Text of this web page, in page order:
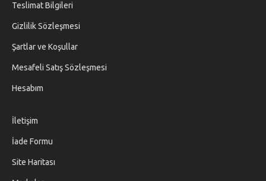
Teslimat Bilgileri
Gizlilik Sözleşmesi
Şartlar ve Koşullar
Mesafeli Satış Sözleşmesi
Hesabım
İletişim
İade Formu
Site Haritası